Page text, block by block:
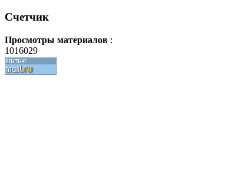
Счетчик
Просмотры материалов :
1016029